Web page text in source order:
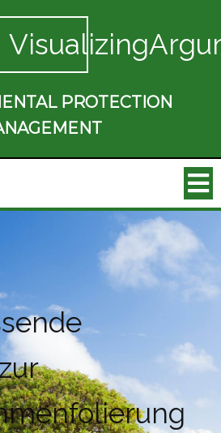
PROTECTION